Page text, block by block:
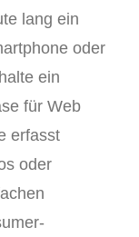
lang ein
oder
ein
für Web
erfasst
oder